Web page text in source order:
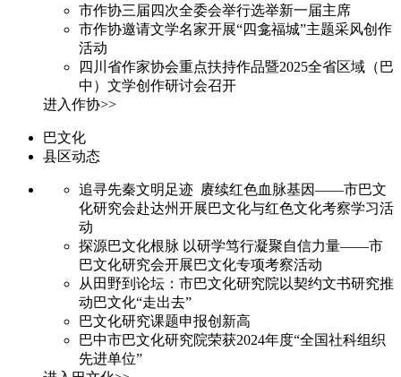
市作协三届四次全委会举行选举新一届主席
市作协邀请文学名家开展“四龛福城”主题采风创作
活动
四川省作家协会重点扶持作品暨2025全省区域（巴
中）文学创作研讨会召开
进入作协>>
巴文化
县区动态
追寻先秦文明足迹 赓续红色血脉基因——市巴文
化研究会赴达州开展巴文化与红色文化考察学习活
动
探源巴文化根脉 以研学笃行凝聚自信力量——市
巴文化研究会开展巴文化专项考察活动
从田野到论坛：市巴文化研究院以契约文书研究推
动巴文化“走出去”
巴文化研究课题申报创新高
巴中市巴文化研究院荣获2024年度“全国社科组织
先进单位”